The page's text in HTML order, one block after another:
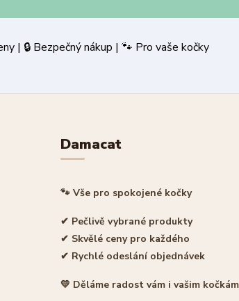
ceny | 🔒 Bezpečný nákup | 🐾 Pro vaše
Damacat
🐾 Vše pro spokojené kočky
✔ Pečlivě vybrané produkty
✔ Skvělé ceny pro každého
✔ Rychlé odeslání objednávek
💛 Děláme radost vám i vašim